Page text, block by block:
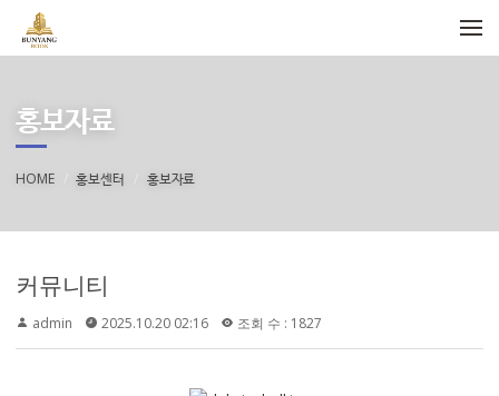
홍보자료
HOME 홍보센터 홍보자료
커뮤니티
admin 2025.10.20 02:16 조회 수 : 1827